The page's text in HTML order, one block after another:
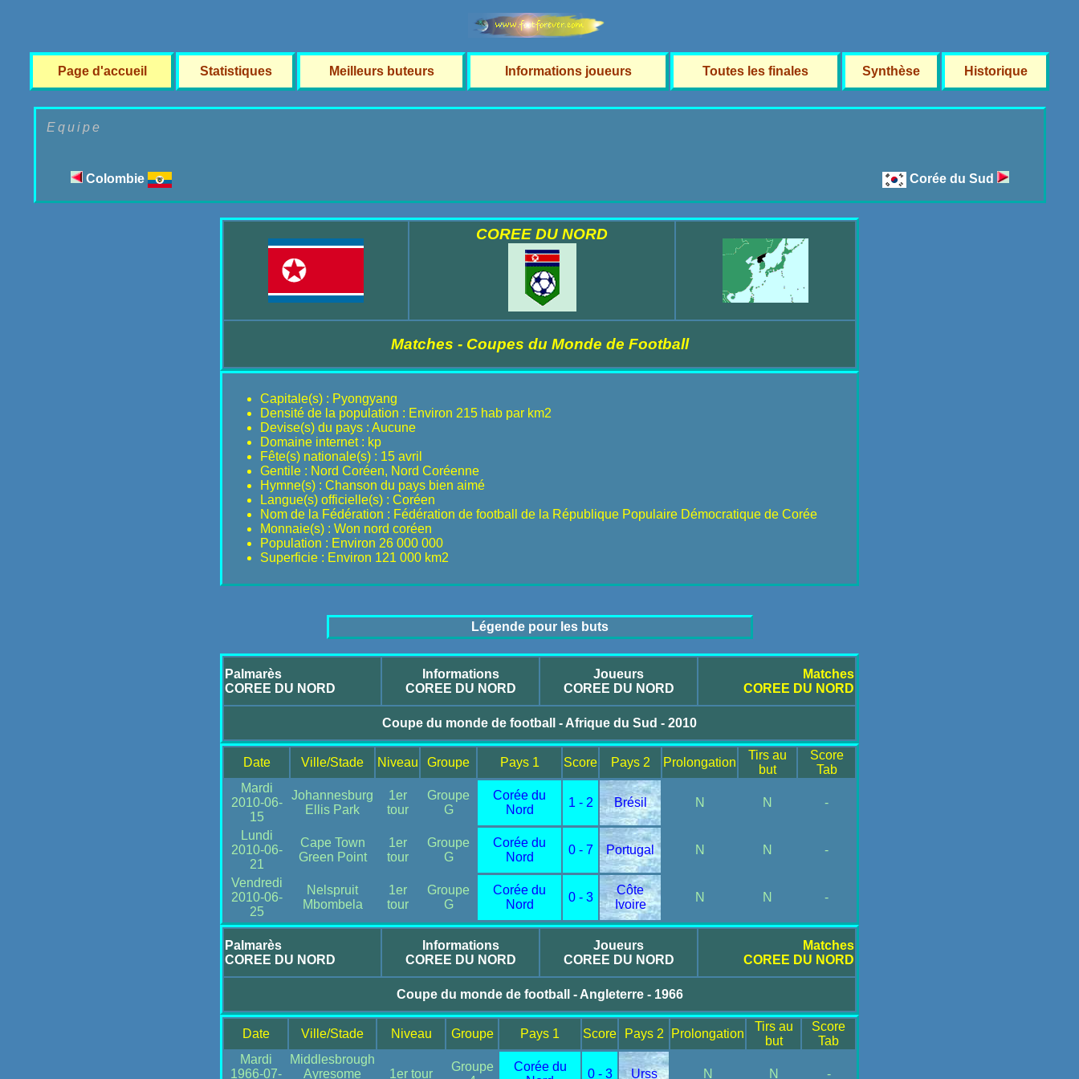
Page d'accueil Statistiques Meilleurs buteurs Informations joueurs Toutes les finales Synthèse Historique
Equipe
Colombie Corée du Sud
COREE DU NORD
Matches - Coupes du Monde de Football
Capitale(s) : Pyongyang
Densité de la population : Environ 215 hab par km2
Devise(s) du pays : Aucune
Domaine internet : kp
Fête(s) nationale(s) : 15 avril
Gentile : Nord Coréen, Nord Coréenne
Hymne(s) : Chanson du pays bien aimé
Langue(s) officielle(s) : Coréen
Nom de la Fédération : Fédération de football de la République Populaire Démocratique de Corée
Monnaie(s) : Won nord coréen
Population : Environ 26 000 000
Superficie : Environ 121 000 km2
Légende pour les buts
Palmarès
COREE DU NORD
Informations
COREE DU NORD
Joueurs
COREE DU NORD
Matches
COREE DU NORD
Coupe du monde de football - Afrique du Sud - 2010
Date Ville/Stade Niveau Groupe Pays 1 Score Pays 2 Prolongation
Tirs au
but
Score
Tab
Mardi
2010-06-
15
Johannesburg
Ellis Park
1er
tour
Groupe
G
Corée du
Nord
1 - 2 Brésil N N -
Lundi
2010-06-
21
Cape Town
Green Point
1er
tour
Groupe
G
Corée du
Nord
0 - 7 Portugal N N -
Vendredi
2010-06-
25
Nelspruit
Mbombela
1er
tour
Groupe
G
Corée du
Nord
0 - 3
Côte
Ivoire
N N -
Palmarès
COREE DU NORD
Informations
COREE DU NORD
Joueurs
COREE DU NORD
Matches
COREE DU NORD
Coupe du monde de football - Angleterre - 1966
Date Ville/Stade Niveau Groupe Pays 1 Score Pays 2 Prolongation
Tirs au
but
Score
Tab
Mardi
1966-07-
Middlesbrough
Ayresome
1er tour
Groupe
Corée du
0 - 3 Urss N N -